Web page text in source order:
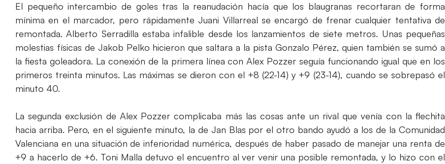
El pequeño intercambio de goles tras la reanudación hacía que los blaugranas recortaran de forma
mínima en el marcador, pero rápidamente Juani Villarreal se encargó de frenar cualquier tentativa de
remontada. Alberto Serradilla estaba infalible desde los lanzamientos de siete metros. Unas pequeñas
molestias físicas de Jakob Pelko hicieron que saltara a la pista Gonzalo Pérez, quien también se sumó a
la fiesta goleadora. La conexión de la primera línea con Alex Pozzer seguía funcionando igual que en los
primeros treinta minutos. Las máximas se dieron con el +8 (22-14) y +9 (23-14), cuando se sobrepasó el
minuto 40.
La segunda exclusión de Alex Pozzer complicaba más las cosas ante un rival que venía con la flechita
hacia arriba. Pero, en el siguiente minuto, la de Jan Blas por el otro bando ayudó a los de la Comunidad
Valenciana en una situación de inferioridad numérica, después de haber pasado de manejar una renta de
+9 a hacerlo de +6. Toni Malla detuvo el encuentro al ver venir una posible remontada, y lo hizo con el